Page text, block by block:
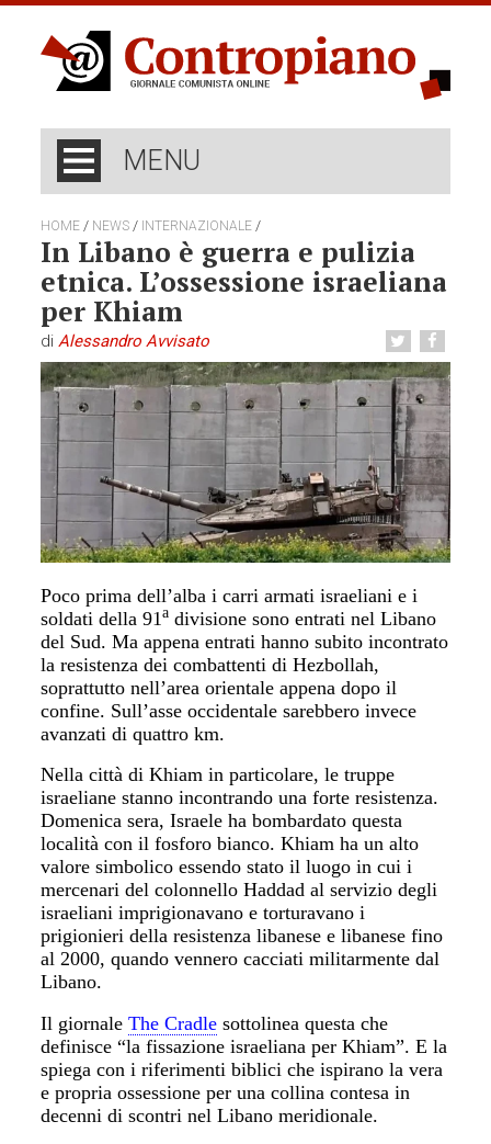
MENU
HOME / NEWS / INTERNAZIONALE /
In Libano è guerra e pulizia
etnica. L’ossessione israeliana
per Khiam
diAlessandro Avvisato
Poco prima dell’alba i carri armati israeliani e i
soldati della 91a divisione sono entrati nel Libano
del Sud. Ma appena entrati hanno subito incontrato
la resistenza dei combattenti di Hezbollah,
soprattutto nell’area orientale appena dopo il
confine. Sull’asse occidentale sarebbero invece
avanzati di quattro km.
Nella città di Khiam in particolare, le truppe
israeliane stanno incontrando una forte resistenza.
Domenica sera, Israele ha bombardato questa
località con il fosforo bianco. Khiam ha un alto
valore simbolico essendo stato il luogo in cui i
mercenari del colonnello Haddad al servizio degli
israeliani imprigionavano e torturavano i
prigionieri della resistenza libanese e libanese fino
al 2000, quando vennero cacciati militarmente dal
Libano.
Il giornaleThe Cradle sottolinea questa che
definisce “la fissazione israeliana per Khiam”. E la
spiega con i riferimenti biblici che ispirano la vera
e propria ossessione per una collina contesa in
decenni di scontri nel Libano meridionale.